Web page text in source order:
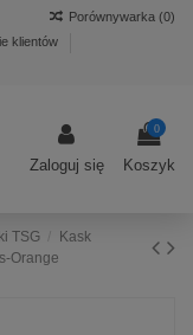
klientów
Porównywarka (0)
Zaloguj się
0
Koszyk
TSG
Kask
Orange